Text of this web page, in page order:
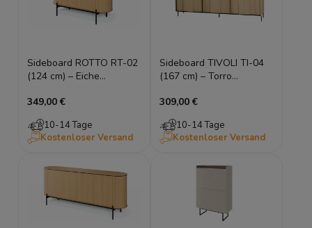
Sideboard ROTTO RT-02
(124 cm) – Eiche
Riffel-Design
349,00 €
10-14 Tage
Kostenloser Versand
Sideboard TIVOLI TI-04
(167 cm) – Torro
Schwarz mit LED-
Beleuchtung
309,00 €
10-14 Tage
Kostenloser Versand